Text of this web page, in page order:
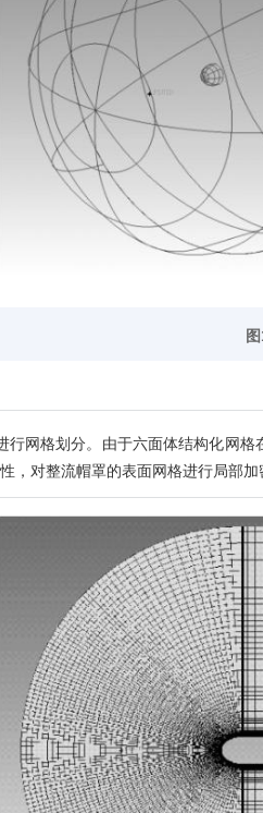
行网格划分。由于六面体结构化网
，对整流帽罩的表面网格进行局部